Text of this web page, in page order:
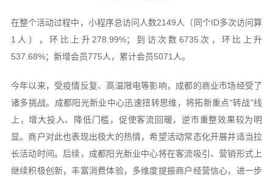
在整个活动过程中，小程序总访问人数2149人（同个ID多次访问算
1人），环比上升278.99%；到访次数6735次，环比上升
537.68%；新增会员775人，累计会员5071人。
今年以来，受疫情反复、高温限电等影响，成都的商业市场经受了
诸多挑战。成都阳光新业中心迅速扭转思维，将拓新重点“转战”线
上，增大投入、降低门槛，促使客流回暖，逆市重整效果较为明
显。商户对此也表现出极大的热情，希望活动常态化开展并适当拉
长活动时间。后续，成都阳光新业中心将在客流吸引、营销形式上
继续积极创新，丰富消费体验，多维度提振商户经营信心，进一步